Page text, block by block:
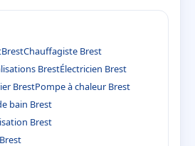
BrestChauffagiste Brest
BrestÉlectricien Brest
BrestPompe à chaleur Brest
bain Brest
Brest